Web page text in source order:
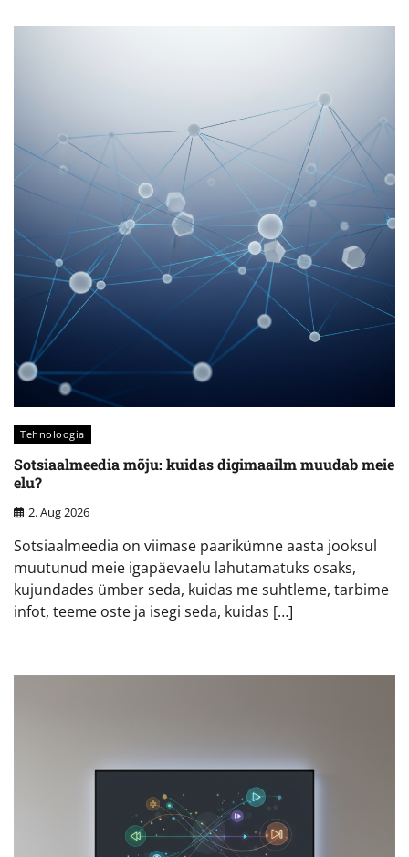
Tehnoloogia
Sotsiaalmeedia mõju: kuidas digimaailm muudab meie
elu?
2. Aug 2026
Sotsiaalmeedia on viimase paarikümne aasta jooksul
muutunud meie igapäevaelu lahutamatuks osaks,
kujundades ümber seda, kuidas me suhtleme, tarbime
infot, teeme oste ja isegi seda, kuidas […]